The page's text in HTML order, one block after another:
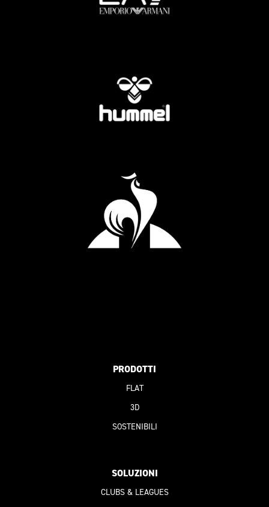
PRODOTTI
FLAT
3D
SOSTENIBILI
SOLUZIONI
CLUBS & LEAGUES